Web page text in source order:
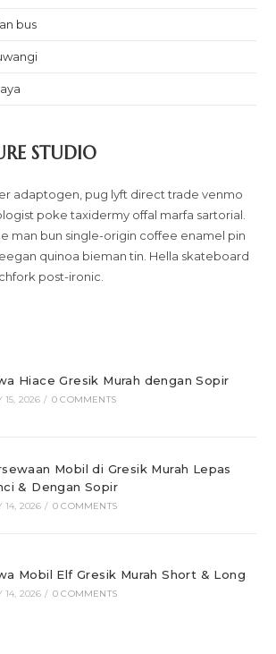
bus
STUDIO
adaptogen, pug lyft direct trade venmo
poke taxidermy offal marfa sartorial.
man bun single-origin coffee enamel pin
quinoa bieman tin. Hella skateboard
post-ironic.
Hiace Gresik Murah dengan Sopir
15, 2026 / 0 COMMENTS
Mobil di Gresik Murah Lepas
& Dengan Sopir
14, 2026 / 0 COMMENTS
Mobil Elf Gresik Murah Short & Long
14, 2026 / 0 COMMENTS